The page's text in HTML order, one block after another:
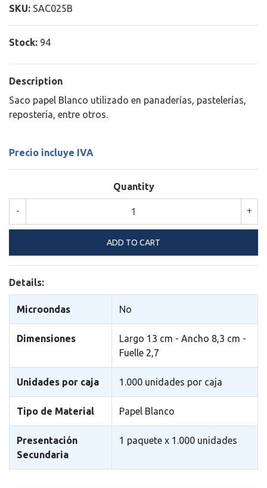
SKU: SAC025B
Stock: 94
Description
Saco papel Blanco utilizado en panaderí­as, pasteler­ías,
reposterí­a, entre otros.
Precio incluye IVA
Quantity
+
-
Details:
Microondas No
Dimensiones
Largo 13 cm - Ancho 8,3 cm -
Fuelle 2,7
Unidades por caja 1.000 unidades por caja
Tipo de Material Papel Blanco
Presentación
Secundaria
1 paquete x 1.000 unidades